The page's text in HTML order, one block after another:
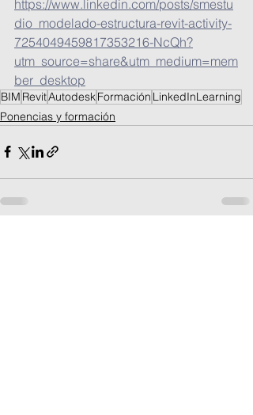
https://www.linkedin.com/posts/smestu
dio_modelado-estructura-revit-activity-
7254049459817353216-NcQh?
utm_source=share&utm_medium=mem
ber_desktop
BIM RevitAutodeskFormación LinkedInLearning
Ponencias y formación